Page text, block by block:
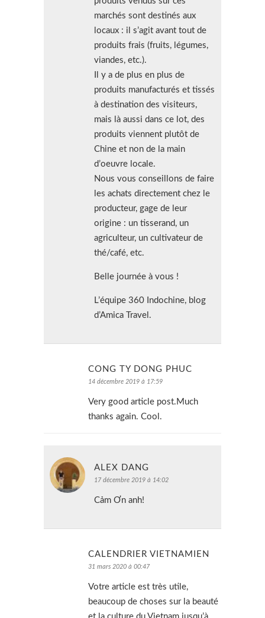
marchés sont destinés aux
locaux : il s’agit avant tout de
produits frais (fruits, légumes,
viandes, etc.).
Il y a de plus en plus de
produits manufacturés et tissés
à destination des visiteurs,
mais là aussi dans ce lot, des
produits viennent plutôt de
Chine et non de la main
d’oeuvre locale.
Nous vous conseillons de faire
les achats directement chez le
producteur, gage de leur
origine : un tisserand, un
agriculteur, un cultivateur de
thé/café, etc.
Belle journée à vous !
L’équipe 360 Indochine, blog
d’Amica Travel.
CONG TY DONG PHUC
14 décembre 2019 à 17:59
Very good article post.Much
thanks again. Cool.
ALEX DANG
17 décembre 2019 à 14:02
Cảm Ơn anh!
CALENDRIER VIETNAMIEN
31 mars 2020 à 00:47
Votre article est très utile,
beaucoup de choses sur la beauté